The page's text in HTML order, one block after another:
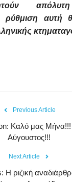
αυτή
Previous Article
Kαλό μας Μήνα!!!
Αύγουστος!!!
Next Article
ριζική